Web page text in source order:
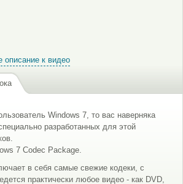
описание к видео
Windows 7, то вас наверняка
разработанных для этой
7 Codec Package.
в себя самые свежие кодеки, с
практически любое видео - как DVD,